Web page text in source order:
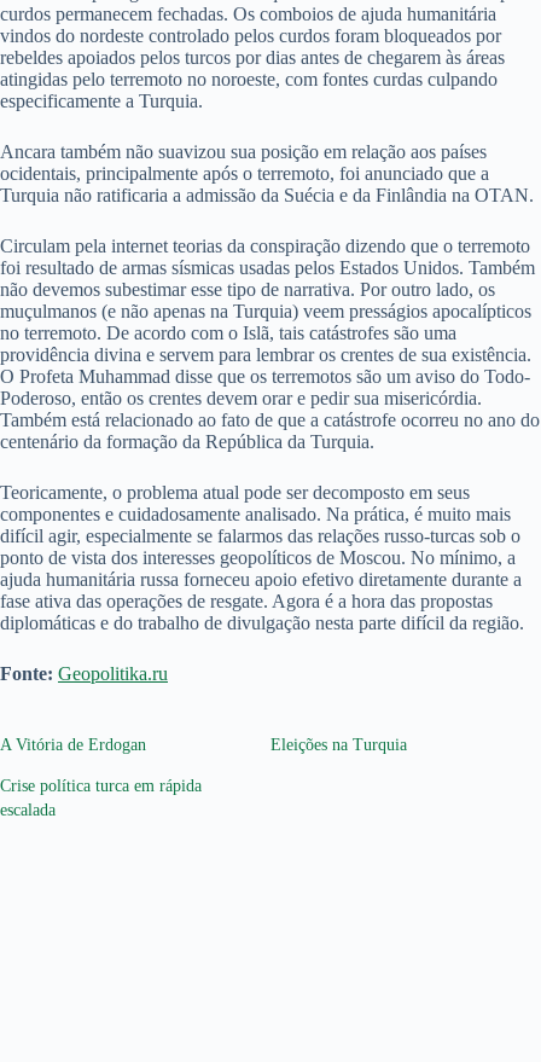
curdos permanecem fechadas. Os comboios de ajuda humanitária
vindos do nordeste controlado pelos curdos foram bloqueados por
rebeldes apoiados pelos turcos por dias antes de chegarem às áreas
atingidas pelo terremoto no noroeste, com fontes curdas culpando
especificamente a Turquia.
Ancara também não suavizou sua posição em relação aos países
ocidentais, principalmente após o terremoto, foi anunciado que a
Turquia não ratificaria a admissão da Suécia e da Finlândia na OTAN.
Circulam pela internet teorias da conspiração dizendo que o terremoto
foi resultado de armas sísmicas usadas pelos Estados Unidos. Também
não devemos subestimar esse tipo de narrativa. Por outro lado, os
muçulmanos (e não apenas na Turquia) veem presságios apocalípticos
no terremoto. De acordo com o Islã, tais catástrofes são uma
providência divina e servem para lembrar os crentes de sua existência.
O Profeta Muhammad disse que os terremotos são um aviso do Todo-
Poderoso, então os crentes devem orar e pedir sua misericórdia.
Também está relacionado ao fato de que a catástrofe ocorreu no ano do
centenário da formação da República da Turquia.
Teoricamente, o problema atual pode ser decomposto em seus
componentes e cuidadosamente analisado. Na prática, é muito mais
difícil agir, especialmente se falarmos das relações russo-turcas sob o
ponto de vista dos interesses geopolíticos de Moscou. No mínimo, a
ajuda humanitária russa forneceu apoio efetivo diretamente durante a
fase ativa das operações de resgate. Agora é a hora das propostas
diplomáticas e do trabalho de divulgação nesta parte difícil da região.
Fonte: Geopolitika.ru
A Vitória de Erdogan Eleições na Turquia
Crise política turca em rápida
escalada